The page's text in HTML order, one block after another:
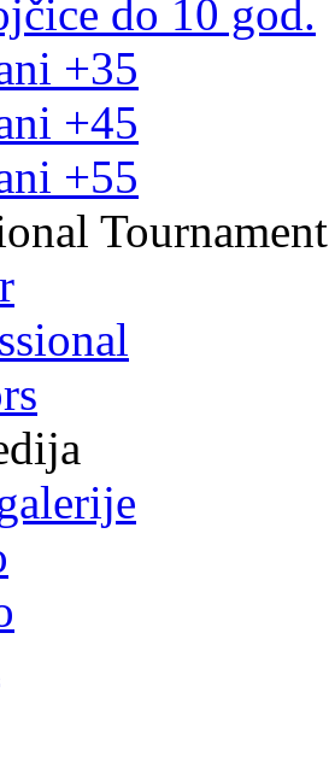
do 10 god.
+35
+45
+55